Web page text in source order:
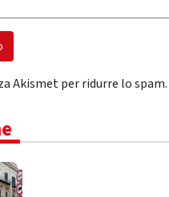
Akismet per ridurre lo spam.